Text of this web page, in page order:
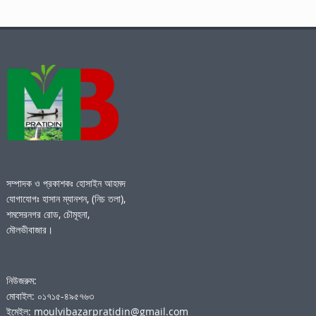
সম্পাদক ও প্রকাশকঃ হোসাইন আহমদ
যোগাযোগঃ হাসান ম্যানশন, (নিচ তলা),
শমসেরনগর রোড, চৌমূহনা,
মৌলভীবাজার।
নিউজরুম:
মোবাইল: ০১৭১৫-৪৯৫৭৬৩
ইমেইল: moulvibazarpratidin@gmail.com